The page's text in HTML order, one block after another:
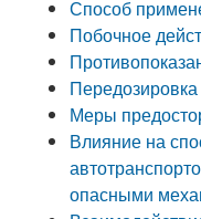
Способ
Побочное
Передозировка
Меры
Влияние на
опасными